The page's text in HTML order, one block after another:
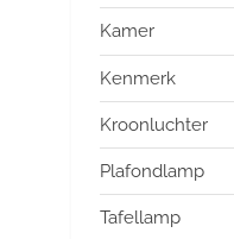
Kamer
Kenmerk
Kroonluchter
Plafondlamp
Tafellamp